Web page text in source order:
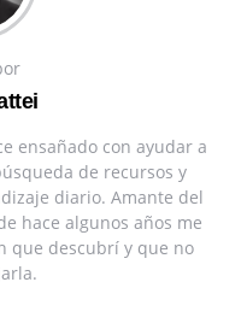
ensañado con ayudar a
de recursos y
diario. Amante del
hace algunos años me
que descubrí y que no